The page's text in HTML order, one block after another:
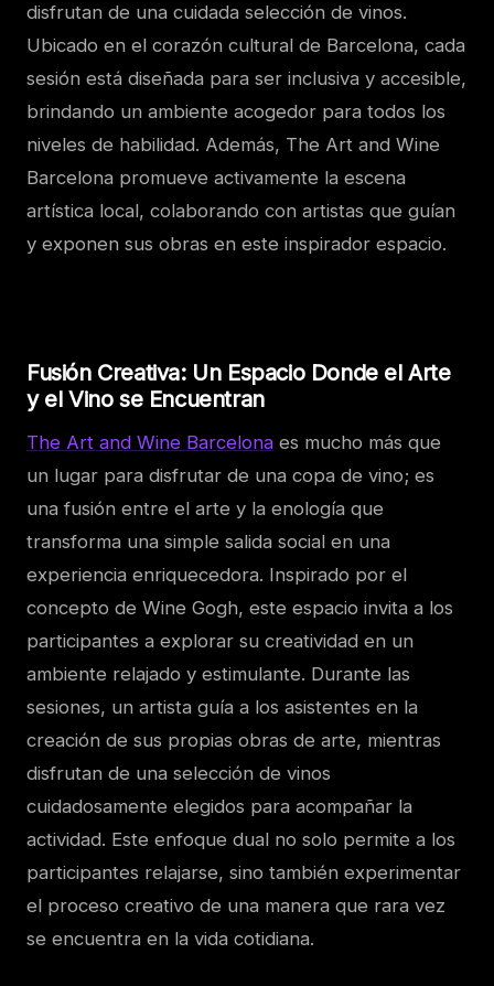
disfrutan de una cuidada selección de vinos.
Ubicado en el corazón cultural de Barcelona, cada
sesión está diseñada para ser inclusiva y accesible,
brindando un ambiente acogedor para todos los
niveles de habilidad. Además, The Art and Wine
Barcelona promueve activamente la escena
artística local, colaborando con artistas que guían
y exponen sus obras en este inspirador espacio.
Fusión Creativa: Un Espacio Donde el Arte
y el Vino se Encuentran
The Art and Wine Barcelona es mucho más que
un lugar para disfrutar de una copa de vino; es
una fusión entre el arte y la enología que
transforma una simple salida social en una
experiencia enriquecedora. Inspirado por el
concepto de Wine Gogh, este espacio invita a los
participantes a explorar su creatividad en un
ambiente relajado y estimulante. Durante las
sesiones, un artista guía a los asistentes en la
creación de sus propias obras de arte, mientras
disfrutan de una selección de vinos
cuidadosamente elegidos para acompañar la
actividad. Este enfoque dual no solo permite a los
participantes relajarse, sino también experimentar
el proceso creativo de una manera que rara vez
se encuentra en la vida cotidiana.